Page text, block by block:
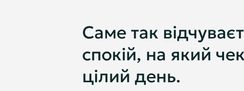
Саме так
спокій, на який
цілий день.